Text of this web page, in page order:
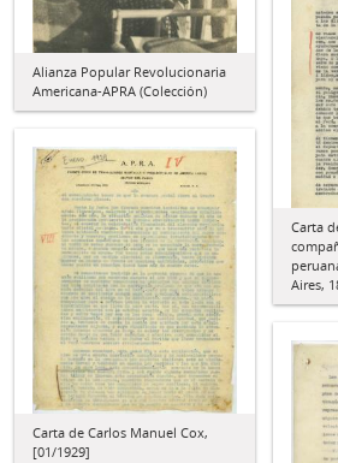
Alianza Popular Revolucionaria
Americana-APRA (Colección)
Carta
Aires,
Carta de Carlos Manuel Cox,
[01/1929]